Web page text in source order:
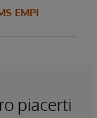
EMPI
piacerti